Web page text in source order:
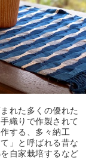
れた多くの優れた
織りで作製されて
する、多々納工
」と呼ばれる昔な
自家栽培するなど